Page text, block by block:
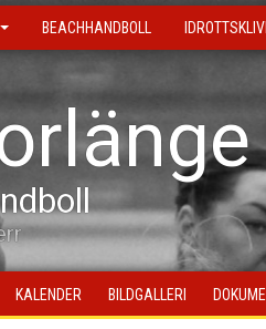
BEACHHANDBOLL
KALENDER BILDGALLERI